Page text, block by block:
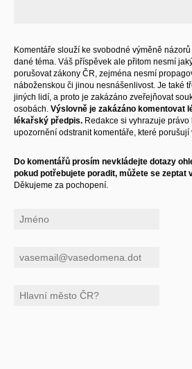
Komentáře slouží ke svobodné výměně
dané téma. Váš příspěvek ale přitom nesmí
porušovat zákony ČR, zejména nesmí
náboženskou či jinou nesnášenlivost. Je také
jiných lidí, a proto je zakázáno zveřejňovat
osobách. Výslovně je zakázáno komentovat
lékařský předpis. Redakce si vyhrazuje
upozornění odstranit komentáře, které porušují
Do komentářů prosím nevkládejte dotazy
pokud potřebujete poradit, můžete se zeptat
Děkujeme za pochopení.